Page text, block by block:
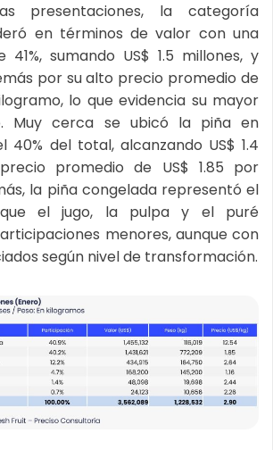
presentaciones, la categoría
en términos de valor con una
sumando US$ 1.5 millones, y
por su alto precio promedio de
lo que evidencia su mayor
Muy cerca se ubicó la piña en
40% del total, alcanzando US$ 1.4
promedio de US$ 1.85 por
la piña congelada representó el
que el jugo, la pulpa y el puré
menores, aunque con
según nivel de transformación.